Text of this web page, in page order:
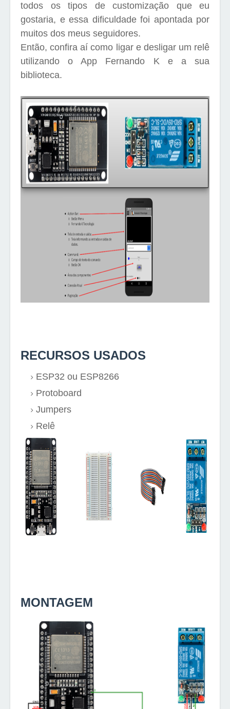
todos os tipos de customização que eu
gostaria, e essa dificuldade foi apontada por
muitos dos meus seguidores.
Então, confira aí como ligar e desligar um relê
utilizando o App Fernando K e a sua
biblioteca.
RECURSOS USADOS
ESP32 ou ESP8266
Protoboard
Jumpers
Relê
MONTAGEM